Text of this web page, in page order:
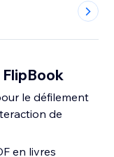
le défilement
de
en livres